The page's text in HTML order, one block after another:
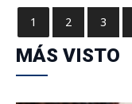
1 2 3
MÁS VISTO